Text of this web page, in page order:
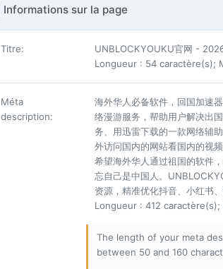
Informations sur la page
Titre:
UNBLOCKYOUKU官网 -
Longueur : 54 caractère(s);
Méta
description:
海外华人必备软件，回国加速
络漫游服务，帮助用户解决出
务、用迅雷下载的一款网络辅
外访问国内的网站看国内的视
希望海外华人通过祖国的软件
忘自己是中国人。
资源，精准优化抖音、小红书
Longueur : 412
The length of your meta
between 50 and 160